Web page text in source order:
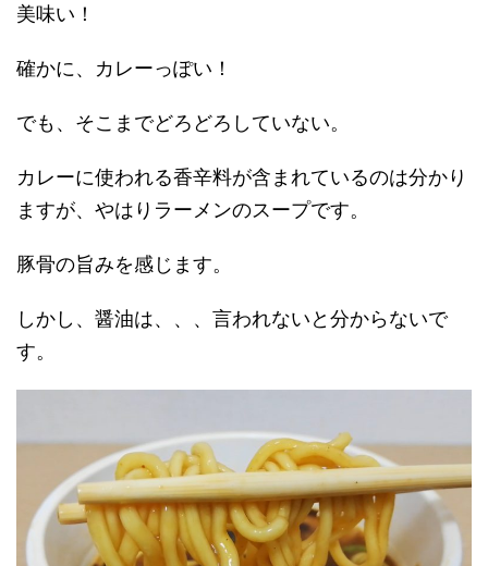
美味い！
確かに、カレーっぽい！
でも、そこまでどろどろしていない。
カレーに使われる香辛料が含まれているのは分かり
ますが、やはりラーメンのスープです。
豚骨の旨みを感じます。
しかし、醤油は、、、言われないと分からないで
す。